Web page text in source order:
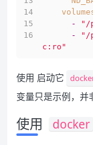
-
"/
-
"/
c:ro"
使用 启动它
变量只是示例，并
使用 docker